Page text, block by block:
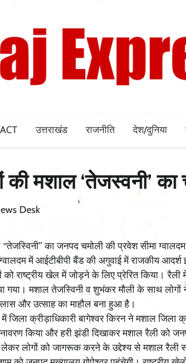
उत्तराखंड राजनीति देश/दुनिया
की मशाल ‘तेजस्वनी’
Desk
का जनपद चमोली की प्रवेश सीमा
में आईटीबीपी बैंड की अगुवाई में राजकीय
को राष्ट्रीय खेल में जोड़ने के लिए प्रेरित किया।
गया। मशाल तेजस्विनी व शुभंकर मौली के साथ
और उत्साह का माहौल बना हुआ है।
जिला क्रीड़ाधिकारी बागेश्वर किरन ने मशाल जिला
किया और हरी झंडी दिखाकर मशाल रैली को
लेकर लोगों को जागरूक करने के उद्देश्य से मशाल